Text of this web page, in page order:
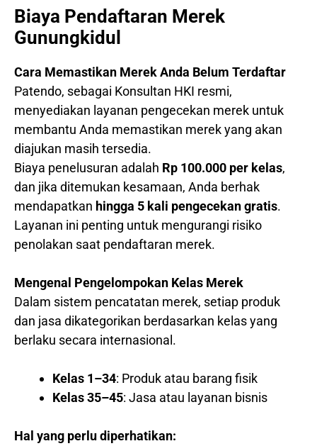
Biaya Pendaftaran Merek
Gunungkidul
Cara Memastikan Merek Anda Belum Terdaftar
Patendo, sebagai Konsultan HKI resmi,
menyediakan layanan pengecekan merek untuk
membantu Anda memastikan merek yang akan
diajukan masih tersedia.
Biaya penelusuran adalah Rp 100.000 per kelas,
dan jika ditemukan kesamaan, Anda berhak
mendapatkan hingga 5 kali pengecekan gratis.
Layanan ini penting untuk mengurangi risiko
penolakan saat pendaftaran merek.
Mengenal Pengelompokan Kelas Merek
Dalam sistem pencatatan merek, setiap produk
dan jasa dikategorikan berdasarkan kelas yang
berlaku secara internasional.
Kelas 1–34: Produk atau barang fisik
Kelas 35–45: Jasa atau layanan bisnis
Hal yang perlu diperhatikan: